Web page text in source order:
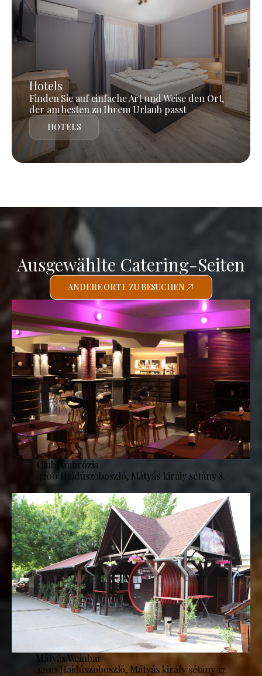
Hotels
Finden Sie auf einfache Art und Weise den Ort,
der am besten zu Ihrem Urlaub passt
HOTELS
Ausgewählte Catering-Seiten
ANDERE ORTE ZU BESUCHEN
Club Ambrózia
4200 Hajdúszoboszló, Mátyás király sétány 8.
Mátyás Weinbar
4200 Hajdúszoboszló, Mátyás király sétány 17.